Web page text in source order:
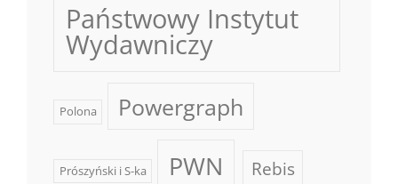
Państwowy Instytut
Wydawniczy
Polona Powergraph
Prószyński i S-ka PWN Rebis